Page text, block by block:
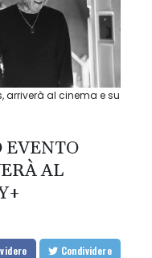
arriverà al cinema e su
EVENTO
AL
Condividere